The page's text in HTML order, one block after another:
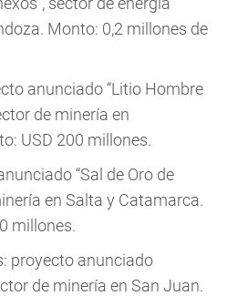
Monto: 0,2 millones de
anunciado “Litio Hombre
de minería en
USD 200 millones.
“Sal de Oro de
en Salta y Catamarca.
millones.
proyecto anunciado
de minería en San Juan.